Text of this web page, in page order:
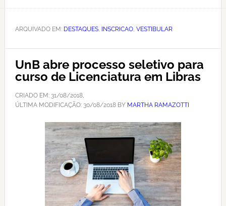
ARQUIVADO EM: DESTAQUES, INSCRICAO, VESTIBULAR
UnB abre processo seletivo para
curso de Licenciatura em Libras
CRIADO EM: 31/08/2018,
ÚLTIMA MODIFICAÇÃO: 30/08/2018BY MARTHA RAMAZOTTI